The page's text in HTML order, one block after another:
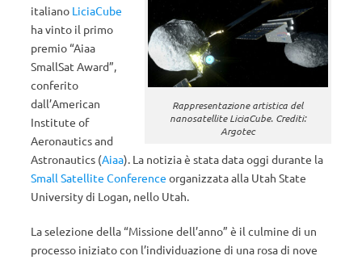
Rappresentazione artistica del
nanosatellite LiciaCube. Crediti:
Argotec
italiano LiciaCube
ha vinto il primo
premio “Aiaa
SmallSat Award”,
conferito
dall’American
Institute of
Aeronautics and
Astronautics (Aiaa). La notizia è stata data oggi durante la
Small Satellite Conference organizzata alla Utah State
University di Logan, nello Utah.
La selezione della “Missione dell’anno” è il culmine di un
processo iniziato con l’individuazione di una rosa di nove